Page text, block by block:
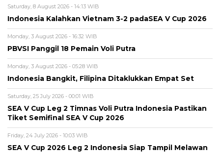
Saturday, 8 August 2026 - 14:13 WIB
Indonesia Kalahkan Vietnam 3-2 padaSEA V Cup 2026
Monday, 3 August 2026 - 16:32 WIB
PBVSI Panggil 18 Pemain Voli Putra
Monday, 3 August 2026 - 05:28 WIB
Indonesia Bangkit, Filipina Ditaklukkan Empat Set
Saturday, 25 July 2026 - 00:01 WIB
SEA V Cup Leg 2 Timnas Voli Putra Indonesia Pastikan
Tiket Semifinal SEA V Cup 2026
Friday, 24 July 2026 - 10:03 WIB
SEA V Cup 2026 Leg 2 Indonesia Siap Tampil Melawan